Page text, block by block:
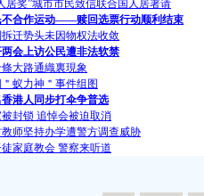
居奖”城市市民致信联合国人居署请
不合作运动——赎回选票行动顺利结束
迁势头未因物权法收敛
会上访公民遭非法软禁
大路通織裏現象
蚁力神＂事件组图
港人同步打伞争普选
封锁 追悼会被迫取消
师坚持办学遭警方调查威胁
家庭教会 警察来听道